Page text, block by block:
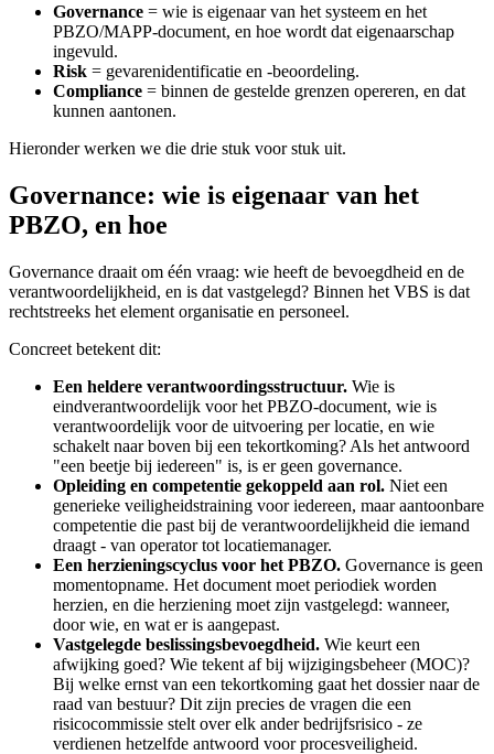
Governance = wie is eigenaar van het systeem en het
PBZO/MAPP-document, en hoe wordt dat eigenaarschap
ingevuld.
Risk = gevarenidentificatie en -beoordeling.
Compliance = binnen de gestelde grenzen opereren, en dat
kunnen aantonen.
Hieronder werken we die drie stuk voor stuk uit.
Governance: wie is eigenaar van het
PBZO, en hoe
Governance draait om één vraag: wie heeft de bevoegdheid en de
verantwoordelijkheid, en is dat vastgelegd? Binnen het VBS is dat
rechtstreeks het element organisatie en personeel.
Concreet betekent dit:
Een heldere verantwoordingsstructuur. Wie is
eindverantwoordelijk voor het PBZO-document, wie is
verantwoordelijk voor de uitvoering per locatie, en wie
schakelt naar boven bij een tekortkoming? Als het antwoord
"een beetje bij iedereen" is, is er geen governance.
Opleiding en competentie gekoppeld aan rol. Niet een
generieke veiligheidstraining voor iedereen, maar aantoonbare
competentie die past bij de verantwoordelijkheid die iemand
draagt - van operator tot locatiemanager.
Een herzieningscyclus voor het PBZO. Governance is geen
momentopname. Het document moet periodiek worden
herzien, en die herziening moet zijn vastgelegd: wanneer,
door wie, en wat er is aangepast.
Vastgelegde beslissingsbevoegdheid. Wie keurt een
afwijking goed? Wie tekent af bij wijzigingsbeheer (MOC)?
Bij welke ernst van een tekortkoming gaat het dossier naar de
raad van bestuur? Dit zijn precies de vragen die een
risicocommissie stelt over elk ander bedrijfsrisico - ze
verdienen hetzelfde antwoord voor procesveiligheid.